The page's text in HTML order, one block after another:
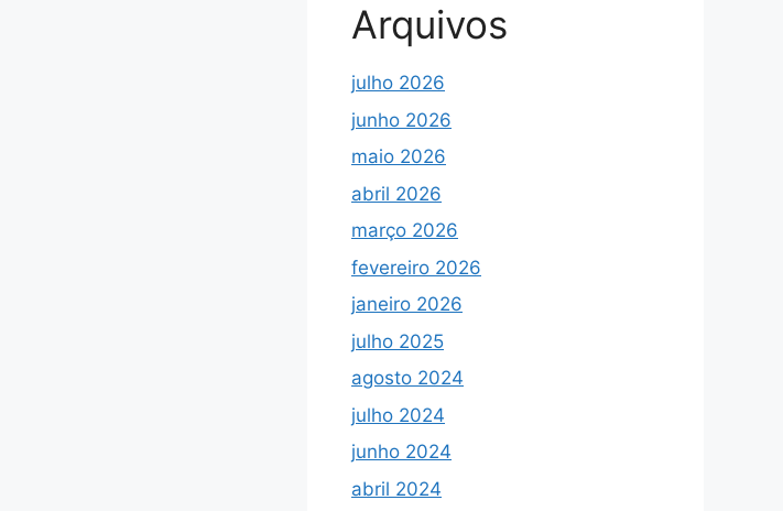
Arquivos
julho 2026
junho 2026
maio 2026
abril 2026
março 2026
fevereiro 2026
janeiro 2026
julho 2025
agosto 2024
julho 2024
junho 2024
abril 2024